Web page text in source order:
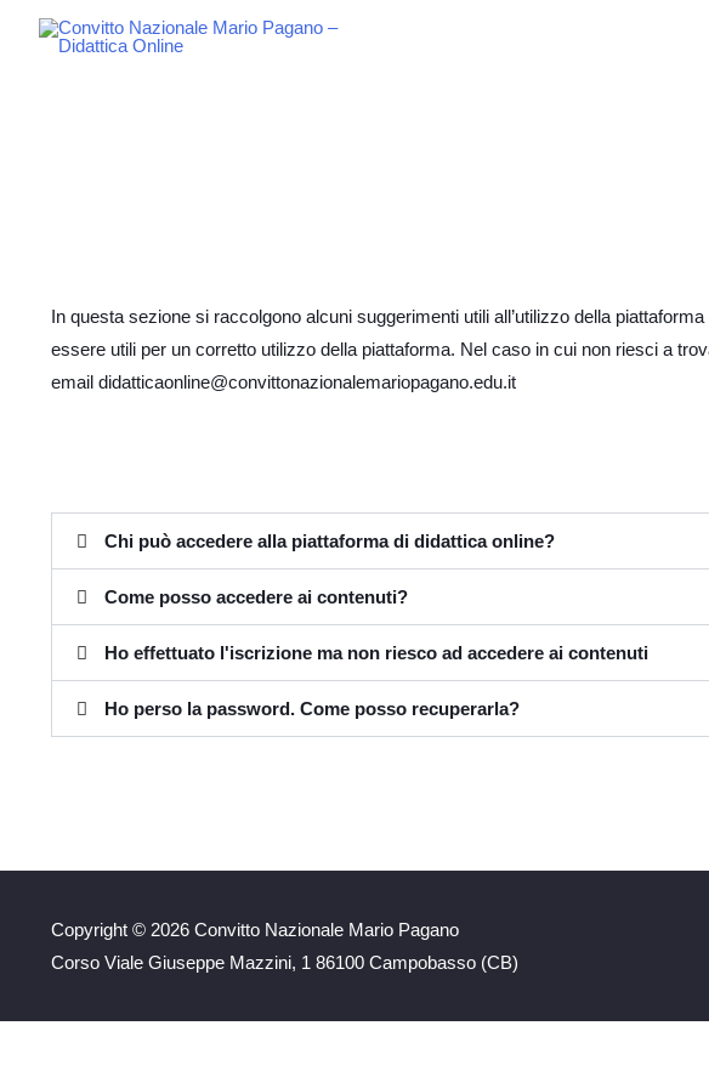
In questa sezione si raccolgono alcuni suggerimenti utili all’utilizzo della
essere utili per un corretto utilizzo della piattaforma. Nel caso in cui non riesci a
email didatticaonline@convittonazionalemariopagano.edu.it
Chi può accedere alla piattaforma di didattica online?
Come posso accedere ai contenuti?
Ho effettuato l'iscrizione ma non riesco ad accedere ai contenuti
Ho perso la password. Come posso recuperarla?
Copyright © 2026 Convitto Nazionale Mario Pagano
Corso Viale Giuseppe Mazzini, 1 86100 Campobasso (CB)